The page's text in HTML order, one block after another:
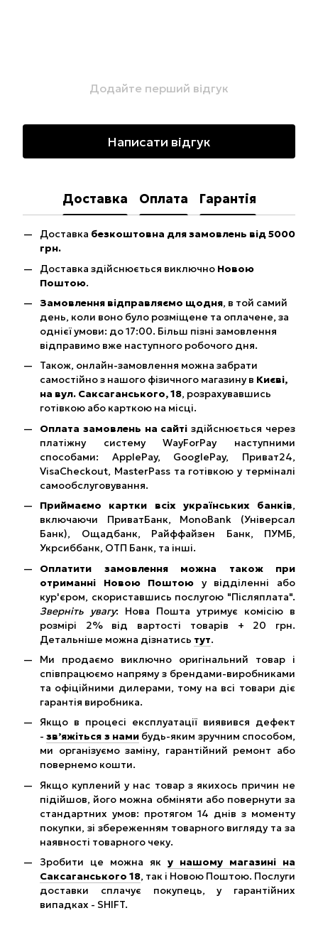
Додайте перший відгук
Написати відгук
Доставка Оплата Гарантія
Доставка безкоштовна для замовлень від 5000
грн.
Доставка здійснюється виключно Новою
Поштою.
Замовлення відправляємо щодня, в той самий
день, коли воно було розміщене та оплачене, за
однієї умови: до 17:00. Більш пізні замовлення
відправимо вже наступного робочого дня.
Також, онлайн-замовлення можна забрати
самостійно з нашого фізичного магазину в Києві,
на вул. Саксаганського, 18, розрахувавшись
готівкою або карткою на місці.
Оплата замовлень на сайтіздійснюється через
платіжну систему WayForPay наступними
способами: ApplePay, GooglePay, Приват24,
VisaCheckout, MasterPass та готівкою у терміналі
самообслуговування.
Приймаємо картки всіх українських банків,
включаючи ПриватБанк, MonoBank (Універсал
Банк), Ощадбанк, Райффайзен Банк, ПУМБ,
Укрсиббанк, ОТП Банк, та інші.
Оплатити замовлення можна також при
отриманні Новою Поштою у відділенні або
кур'єром, скориставшись послугою "Післяплата".
Зверніть увагу: Нова Пошта утримує комісію в
розмірі 2% від вартості товарів + 20 грн.
Детальніше можна дізнатись тут.
Ми продаємо виключно оригінальний товар і
співпрацюємо напряму з брендами-виробниками
та офіційними дилерами, тому на всі товари діє
гарантія виробника.
Якщо в процесі експлуатації виявився дефект
-зв’яжіться з нами будь-яким зручним способом,
ми організуємо заміну, гарантійний ремонт або
повернемо кошти.
Якщо куплений у нас товар з якихось причин не
підійшов, його можна обміняти або повернути за
стандартних умов: протягом 14 днів з моменту
покупки, зі збереженням товарного вигляду та за
наявності товарного чеку.
Зробити це можна як у нашому магазині на
Саксаганського 18, так і Новою Поштою. Послуги
доставки сплачує покупець, у гарантійних
випадках - SHIFT.